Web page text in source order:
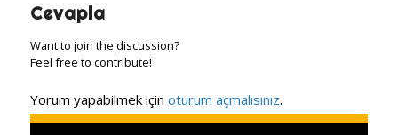
Cevapla
Want to join the discussion?
Feel free to contribute!
Yorum yapabilmek için oturum açmalısınız.